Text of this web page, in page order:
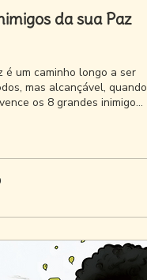
da sua Paz
é um caminho longo a ser
mas alcançável, quando
os 8 grandes inimigos